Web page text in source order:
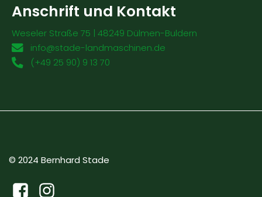
Anschrift und Kontakt
Weseler Straße 75 | 48249 Dülmen-Buldern
info@stade-landmaschinen.de
(+49 25 90) 9 13 70
© 2024 Bernhard Stade